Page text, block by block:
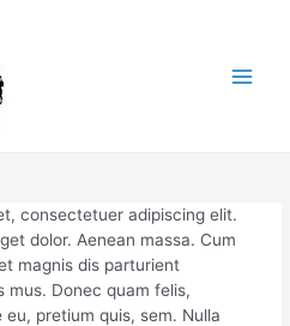
consectetuer adipiscing elit.
dolor. Aenean massa. Cum
magnis dis parturient
mus. Donec quam felis,
pretium quis, sem. Nulla